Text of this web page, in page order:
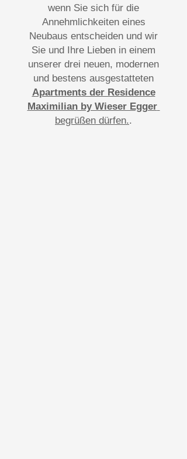
wenn Sie sich für die
Annehmlichkeiten eines
Neubaus entscheiden und wir
Sie und Ihre Lieben in einem
unserer drei neuen, modernen
und bestens ausgestatteten
Apartments der Residence
Maximilian by Wieser Egger
begrüßen dürfen..